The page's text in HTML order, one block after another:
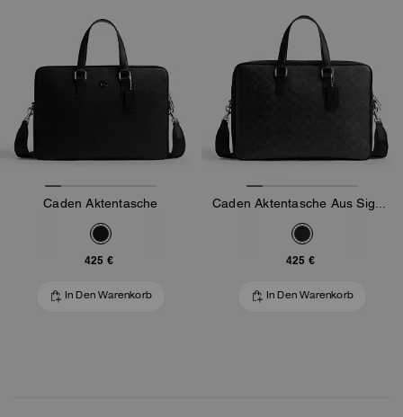
Caden Aktentasche
425 €
In Den Warenkorb
425 €
In Den Warenkorb